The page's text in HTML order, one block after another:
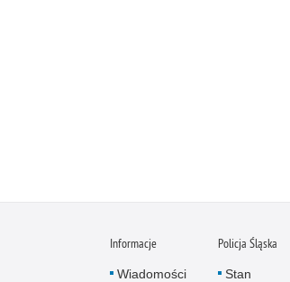
Informacje
Wiadomości
Policja Śląska
Stan